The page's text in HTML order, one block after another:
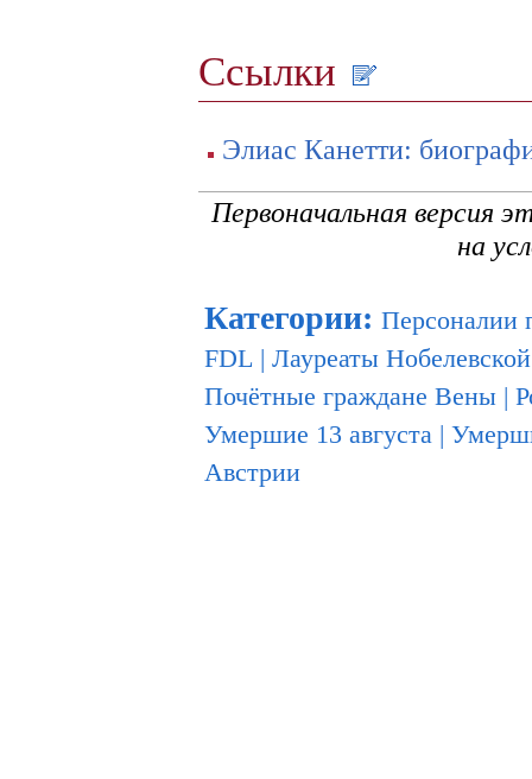
Ссылки
Элиас Канетти:
Первоначальная версия
на
Категории: Персоналии
FDL | Лауреаты
Почётные граждане Вены |
Умершие 13 августа |
Австрии